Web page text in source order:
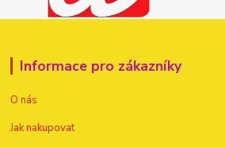
Informace pro zákazníky
O nás
Jak nakupovat